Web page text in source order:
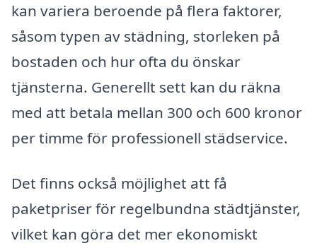
kan variera beroende på flera faktorer,
såsom typen av städning, storleken på
bostaden och hur ofta du önskar
tjänsterna. Generellt sett kan du räkna
med att betala mellan 300 och 600 kronor
per timme för professionell städservice.
Det finns också möjlighet att få
paketpriser för regelbundna städtjänster,
vilket kan göra det mer ekonomiskt